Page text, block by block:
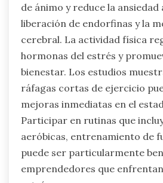
de ánimo y reduce la ansiedad
liberación de endorfinas y la
cerebral. La actividad física
hormonas del estrés y
bienestar. Los estudios
ráfagas cortas de ejercicio
mejoras inmediatas en el
Participar en rutinas que
aeróbicas, entrenamiento de
puede ser particularmente
emprendedores que